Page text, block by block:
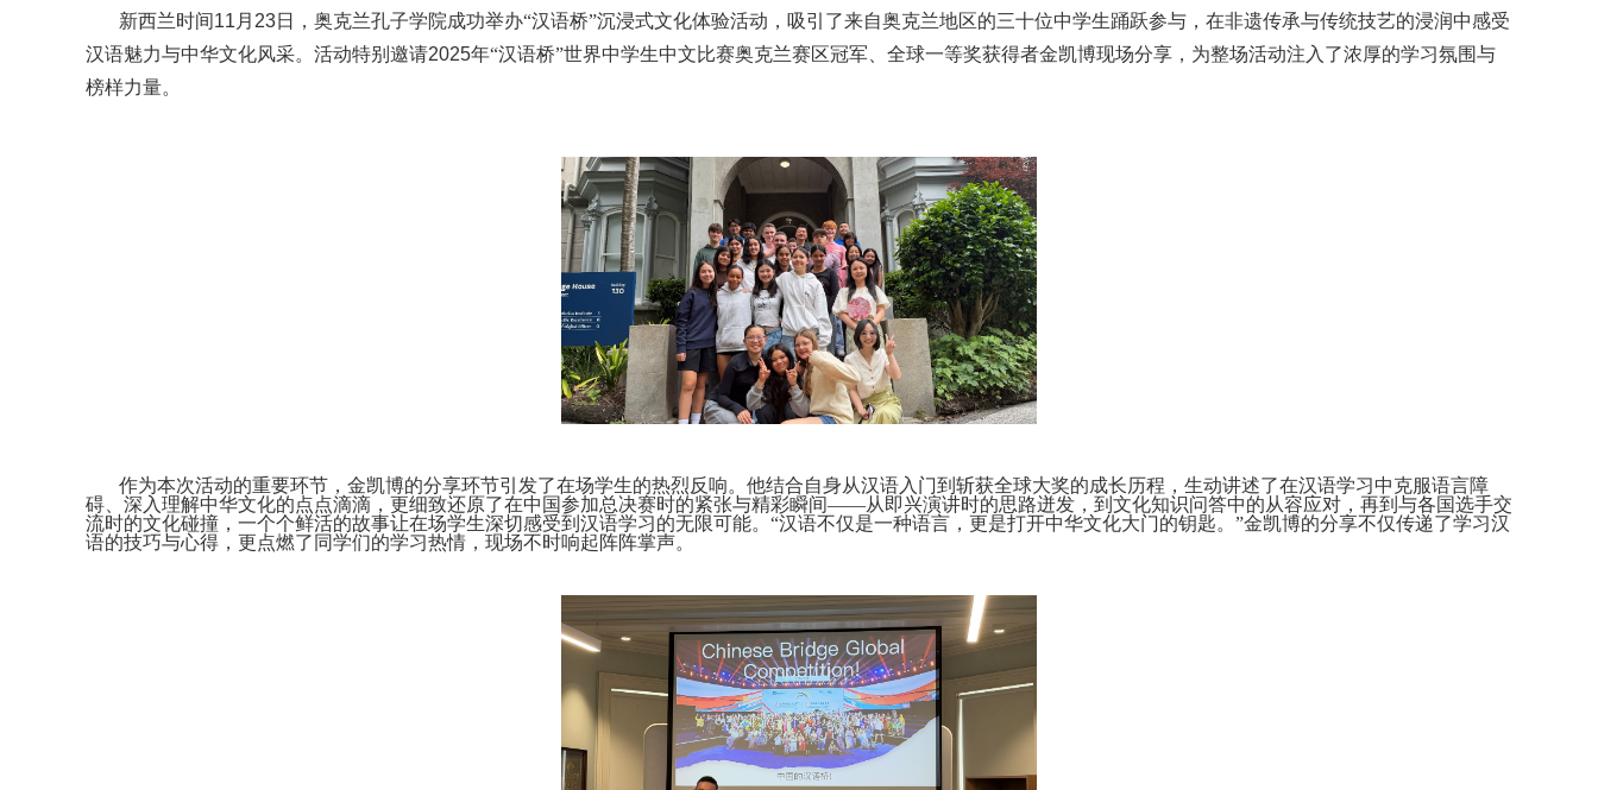
新西兰时间11 月 23日，奥克兰孔子学院成功举办“汉语桥”沉浸式文化体验活动，吸引了来自奥克兰地区的三十位中学生踊跃参与，在非遗传承与传统技艺的浸润中感受
汉语魅力与中华文化风采。活动特别邀请2025年“汉语桥”世界中学生中文比赛奥克兰赛区冠军、全球一等奖获得者金凯博现场分享，为整场活动注入了浓厚的学习氛围与
榜样力量。
作为本次活动的重要环节，金凯博的分享环节引发了在场学生的热烈反响。他结合自身从汉语入门到斩获全球大奖的成长历程，生动讲述了在汉语学习中克服语言障
碍、深入理解中华文化的点点滴滴，更细致还原了在中国参加总决赛时的紧张与精彩瞬间——从即兴演讲时的思路迸发，到文化知识问答中的从容应对，再到与各国选手交
流时的文化碰撞，一个个鲜活的故事让在场学生深切感受到汉语学习的无限可能。“汉语不仅是一种语言，更是打开中华文化大门的钥匙。”金凯博的分享不仅传递了学习汉
语的技巧与心得，更点燃了同学们的学习热情，现场不时响起阵阵掌声。